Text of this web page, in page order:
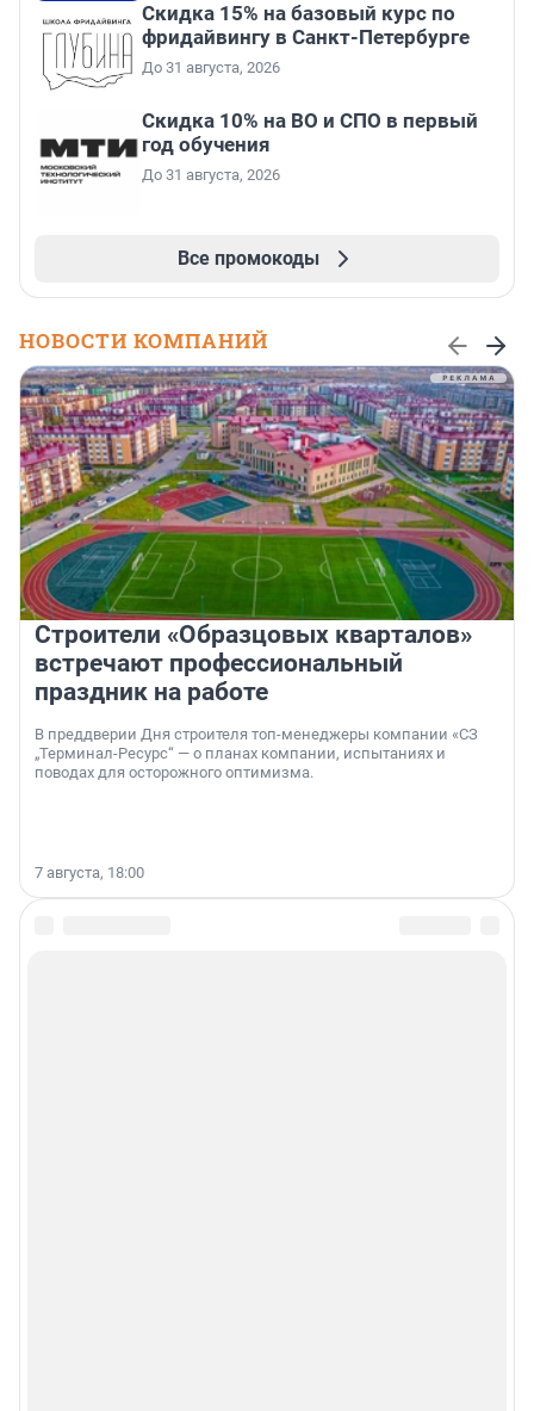
Скидка 15% на базовый курс по
фридайвингу в Санкт-Петербурге
До 31 августа, 2026
Скидка 10% на ВО и СПО в первый
год обучения
До 31 августа, 2026
Все промокоды
НОВОСТИ КОМПАНИЙ
Строители «Образцовых кварталов»
встречают профессиональный
праздник на работе
В преддверии Дня строителя топ-менеджеры компании «СЗ
„Терминал-Ресурс“ — о планах компании, испытаниях и
поводах для осторожного оптимизма.
7 августа, 18:00